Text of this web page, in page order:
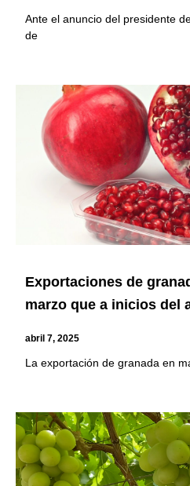
Ante el anuncio del presidente
de
Exportaciones de
marzo que a inicios del
abril 7, 2025
La exportación de granada en